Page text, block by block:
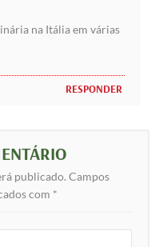
na Itália em várias
RESPONDER
publicado. Campos
com *